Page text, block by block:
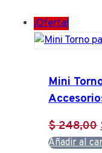
¡Oferta!
Mini
$248,00
Añadir al